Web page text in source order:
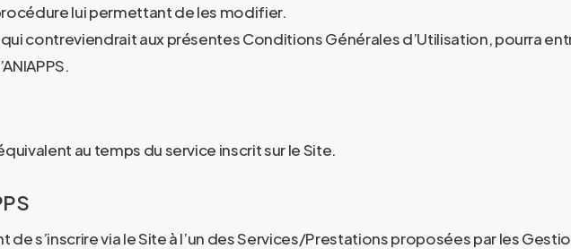
lui permettant de les modifier.
contreviendrait aux présentes Conditions Générales d’Utilisation, pourra
au temps du service inscrit sur le Site.
de s’inscrire via le Site à l’un des Services/Prestations proposées par les